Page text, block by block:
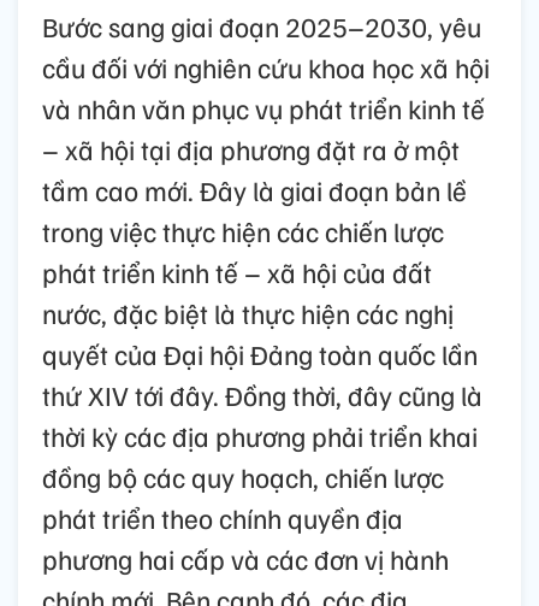
Bước sang giai đoạn 2025–2030, yêu
cầu đối với nghiên cứu khoa học xã hội
và nhân văn phục vụ phát triển kinh tế
– xã hội tại địa phương đặt ra ở một
tầm cao mới. Đây là giai đoạn bản lề
trong việc thực hiện các chiến lược
phát triển kinh tế – xã hội của đất
nước, đặc biệt là thực hiện các nghị
quyết của Đại hội Đảng toàn quốc lần
thứ XIV tới đây. Đồng thời, đây cũng là
thời kỳ các địa phương phải triển khai
đồng bộ các quy hoạch, chiến lược
phát triển theo chính quyền địa
phương hai cấp và các đơn vị hành